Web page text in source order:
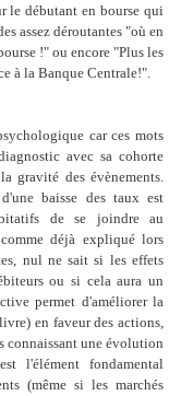
le débutant en bourse qui
assez déroutantes "où en
!" ou encore "Plus les
à la Banque Centrale!".
car ces mots
avec sa cohorte
gravité des évènements.
baisse des taux est
de se joindre au
déjà expliqué lors
nul ne sait si les effets
ou si cela aura un
permet d'améliorer la
en faveur des actions,
une évolution
l'élément fondamental
(même si les marchés